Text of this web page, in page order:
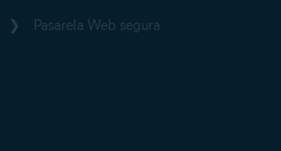
Pasarela Web segura